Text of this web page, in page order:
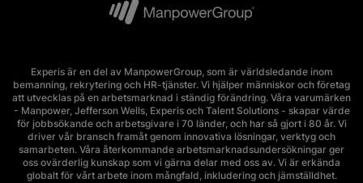
Experis är en del av ManpowerGroup, som är världsledande inom
bemanning, rekrytering och HR-tjänster. Vi hjälper människor och företag
att utvecklas på en arbetsmarknad i ständig förändring. Våra varumärken
- Manpower, Jefferson Wells, Experis och Talent Solutions - skapar värde
för jobbsökande och arbetsgivare i 70 länder, och har så gjort i 80 år. Vi
driver vår bransch framåt genom innovativa lösningar, verktyg och
samarbeten. Våra återkommande arbetsmarknadsundersökningar ger
oss ovärderlig kunskap som vi gärna delar med oss av. Vi är erkända
globalt för vårt arbete inom mångfald, inkludering och jämställdhet.